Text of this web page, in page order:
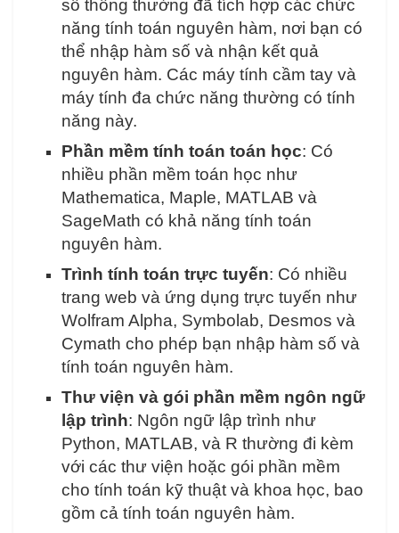
số thông thường đã tích hợp các chức
năng tính toán nguyên hàm, nơi bạn có
thể nhập hàm số và nhận kết quả
nguyên hàm. Các máy tính cầm tay và
máy tính đa chức năng thường có tính
năng này.
Phần mềm tính toán toán học: Có
nhiều phần mềm toán học như
Mathematica, Maple, MATLAB và
SageMath có khả năng tính toán
nguyên hàm.
Trình tính toán trực tuyến: Có nhiều
trang web và ứng dụng trực tuyến như
Wolfram Alpha, Symbolab, Desmos và
Cymath cho phép bạn nhập hàm số và
tính toán nguyên hàm.
Thư viện và gói phần mềm ngôn ngữ
lập trình: Ngôn ngữ lập trình như
Python, MATLAB, và R thường đi kèm
với các thư viện hoặc gói phần mềm
cho tính toán kỹ thuật và khoa học, bao
gồm cả tính toán nguyên hàm.